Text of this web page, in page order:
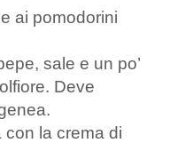
ai pomodorini
sale e un po’
Deve
con la crema di